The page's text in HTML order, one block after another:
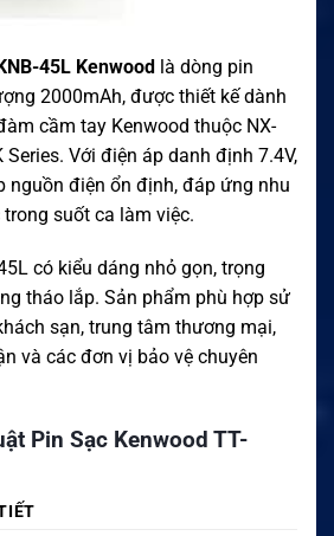
45L Kenwood là dòng pin
2000mAh, được thiết kế dành
cầm tay Kenwood thuộc NX-
Series. Với điện áp danh định 7.4V,
nguồn điện ổn định, đáp ứng nhu
suốt ca làm việc.
có kiểu dáng nhỏ gọn, trọng
tháo lắp. Sản phẩm phù hợp sử
sạn, trung tâm thương mại,
và các đơn vị bảo vệ chuyên
Pin Sạc Kenwood TT-